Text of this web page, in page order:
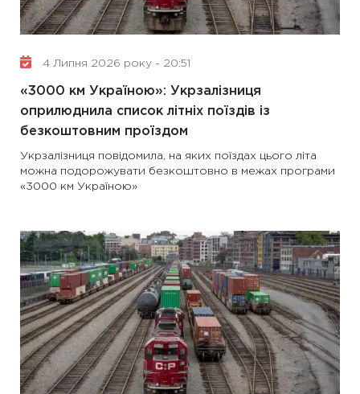
4 Липня 2026 року - 20:51
«3000 км Україною»: Укрзалізниця
оприлюднила список літніх поїздів із
безкоштовним проїздом
Укрзалізниця повідомила, на яких поїздах цього літа
можна подорожувати безкоштовно в межах програми
«3000 км Україною»